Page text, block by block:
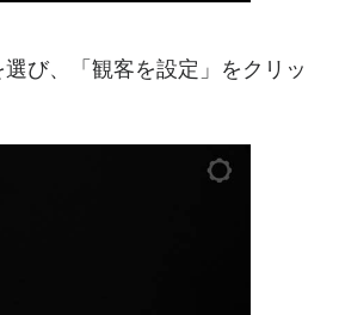
び、「観客を設定」をクリッ